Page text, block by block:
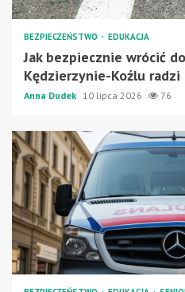
BEZPIECZEŃSTWO EDUKACJA
Jak bezpiecznie wrócić
Kędzierzynie-Koźlu radzi
Anna Dudek 10 lipca 2026 76